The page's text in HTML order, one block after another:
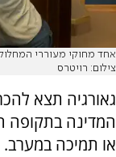
אחד מחוקי מעוררי
צילום: רויטרס
גאורגיה תצא
המדינה בתקופה
או תמיכה במערב.